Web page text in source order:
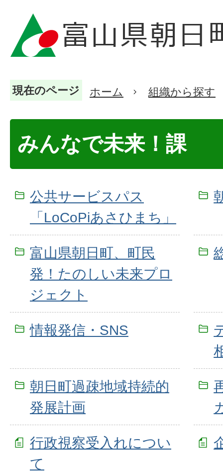
現在のページ ホーム 組織から探す
みんなで未来！課
公共サービスパス
「LoCoPiあさひまち」
富山県朝日町、町民
発！たのしい未来プロ
ジェクト
情報発信・SNS
朝日町過疎地域持続的
発展計画
行政視察受入れについ
て